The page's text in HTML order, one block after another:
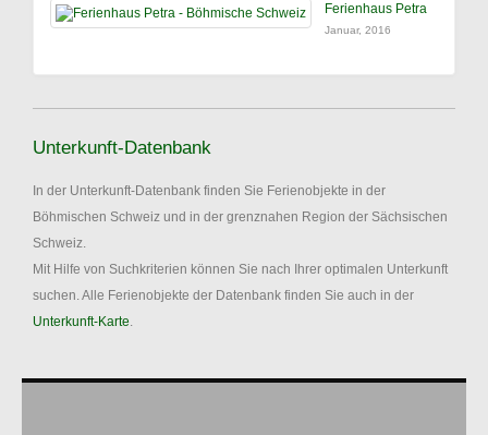
Ferienhaus Petra
Januar, 2016
Unterkunft-Datenbank
In der Unterkunft-Datenbank finden Sie Ferienobjekte in der
Böhmischen Schweiz und in der grenznahen Region der Sächsischen
Schweiz.
Mit Hilfe von Suchkriterien können Sie nach Ihrer optimalen Unterkunft
suchen. Alle Ferienobjekte der Datenbank finden Sie auch in der
Unterkunft-Karte.